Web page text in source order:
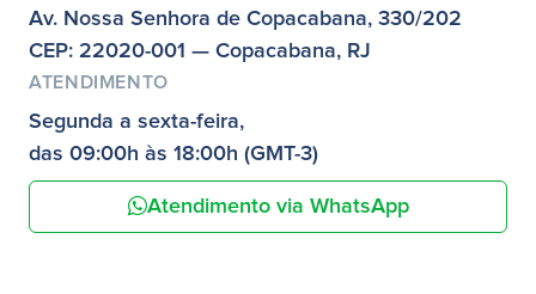
Av. Nossa Senhora de Copacabana, 330/202
CEP: 22020-001 — Copacabana, RJ
ATENDIMENTO
Segunda a sexta-feira,
das 09:00h às 18:00h (GMT-3)
Atendimento via WhatsApp